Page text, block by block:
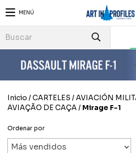
MENÚ
Inicio /CARTELES /AVIACIÓN
AVIAÇÃO DE CAÇA / Mirage F-1
Ordenar por